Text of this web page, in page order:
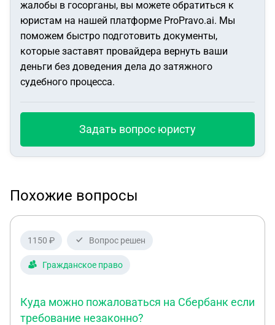
жалобы в госорганы, вы можете обратиться к
юристам на нашей платформе ProPravo.ai. Мы
поможем быстро подготовить документы,
которые заставят провайдера вернуть ваши
деньги без доведения дела до затяжного
судебного процесса.
Задать вопрос юристу
Похожие вопросы
1150 ₽ Вопрос решен
Гражданское право
Куда можно пожаловаться на Сбербанк если
требование незаконно?